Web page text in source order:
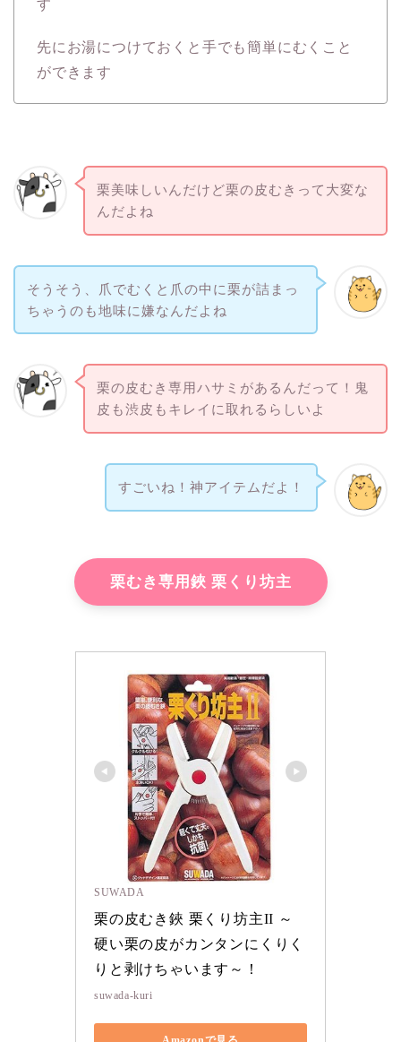
す
先にお湯につけておくと手でも簡単にむくこと
ができます
栗美味しいんだけど栗の皮むきって大変な
んだよね
そうそう、爪でむくと爪の中に栗が詰まっ
ちゃうのも地味に嫌なんだよね
栗の皮むき専用ハサミがあるんだって！鬼
皮も渋皮もキレイに取れるらしいよ
すごいね！神アイテムだよ！
栗むき専用鋏 栗くり坊主
SUWADA
栗の皮むき鋏 栗くり坊主II ～
硬い栗の皮がカンタンにくりく
りと剥けちゃいます～！
suwada-kuri